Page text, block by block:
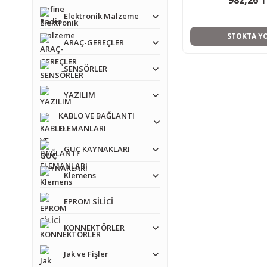
Elektronik Malzeme
ARAÇ-GEREÇLER
SENSÖRLER
YAZILIM
KABLO VE BAĞLANTI
ELEMANLARI
GÜÇ KAYNAKLARI
Klemens
EPROM SİLİCİ
KONNEKTÖRLER
Jak ve Fişler
STOKTA